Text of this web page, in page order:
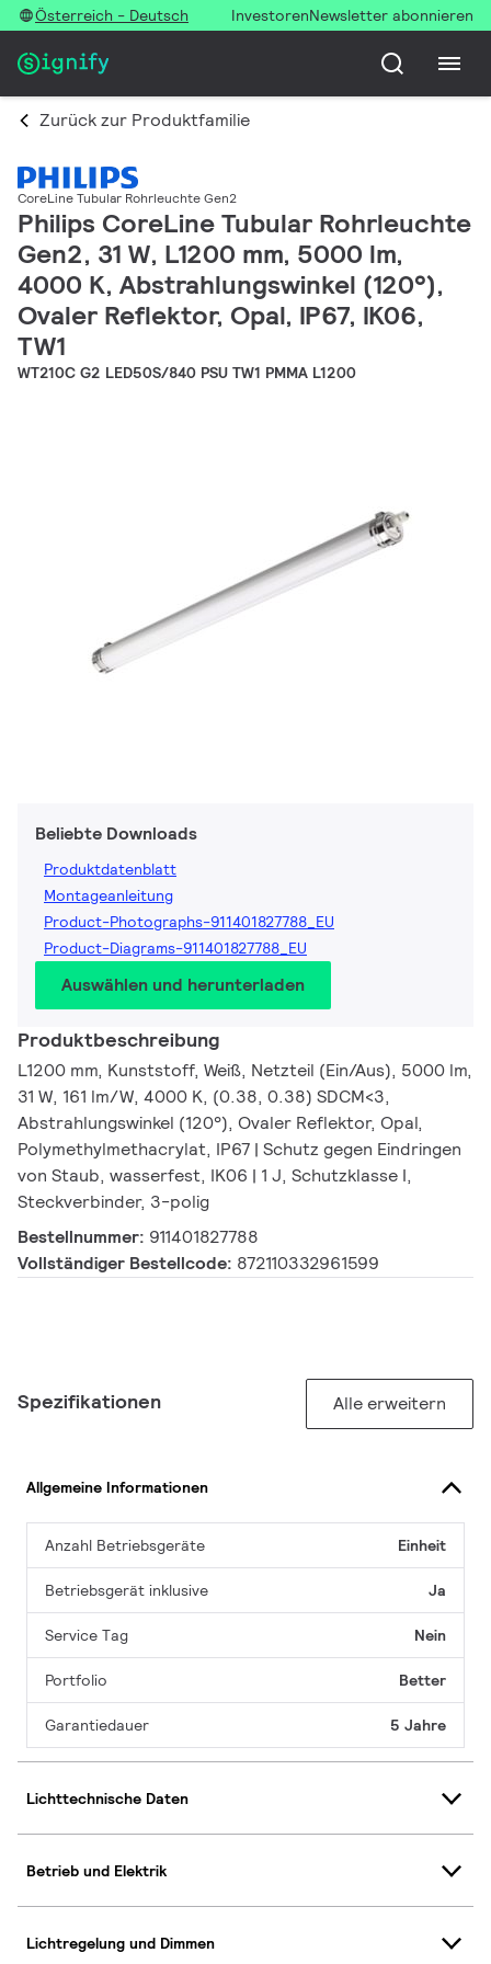
Österreich - Deutsch InvestorenNewsletter abonnieren
Zurück zur Produktfamilie
CoreLine Tubular Rohrleuchte Gen2
Philips CoreLine Tubular Rohrleuchte
Gen2, 31 W, L1200 mm, 5000 lm,
4000 K, Abstrahlungswinkel (120°),
Ovaler Reflektor, Opal, IP67, IK06,
TW1
WT210C G2 LED50S/840 PSU TW1 PMMA L1200
Beliebte Downloads
Produktdatenblatt
Montageanleitung
Product-Photographs-911401827788_EU
Product-Diagrams-911401827788_EU
Auswählen und herunterladen
Produktbeschreibung
L1200 mm, Kunststoff, Weiß, Netzteil (Ein/Aus), 5000 lm,
31 W, 161 lm/W, 4000 K, (0.38, 0.38) SDCM<3,
Abstrahlungswinkel (120°), Ovaler Reflektor, Opal,
Polymethylmethacrylat, IP67 | Schutz gegen Eindringen
von Staub, wasserfest, IK06 | 1 J, Schutzklasse I,
Steckverbinder, 3-polig
Bestellnummer: 911401827788
Vollständiger Bestellcode: 872110332961599
Spezifikationen Alle erweitern
Allgemeine Informationen
Anzahl Betriebsgeräte Einheit
Betriebsgerät inklusive Ja
Service Tag Nein
Portfolio Better
Garantiedauer 5 Jahre
Lichttechnische Daten
Betrieb und Elektrik
Lichtregelung und Dimmen